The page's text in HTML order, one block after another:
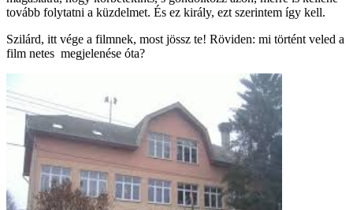
tovább folytatni a küzdelmet. És ez király, ezt szerintem így kell.
Szilárd, itt vége a filmnek, most jössz te! Röviden: mi történt veled a
film netes megjelenése óta?